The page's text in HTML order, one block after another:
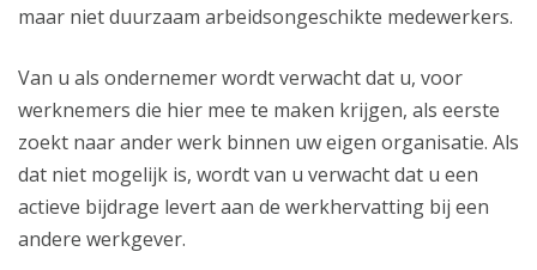
maar niet duurzaam arbeidsongeschikte medewerkers.
Van u als ondernemer wordt verwacht dat u, voor
werknemers die hier mee te maken krijgen, als eerste
zoekt naar ander werk binnen uw eigen organisatie. Als
dat niet mogelijk is, wordt van u verwacht dat u een
actieve bijdrage levert aan de werkhervatting bij een
andere werkgever.